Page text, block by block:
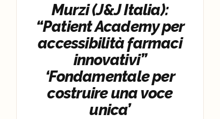
Murzi (J&J Italia):
“Patient Academy per
accessibilità farmaci
innovativi”
‘Fondamentale per
costruire una voce
unica’